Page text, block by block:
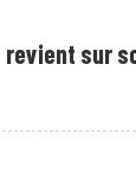
sur